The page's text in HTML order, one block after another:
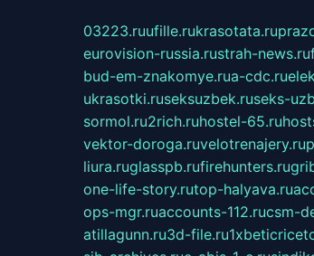
03223.ruufille.rukrasotata.ru
eurovision-russia.rustrah-news.ru
bud-em-znakomye.rua-cdc.ru
ukrasotki.ruseksuzbek.ruseks-
sormol.ru2rich.ruhostel-65.ru
vektor-doroga.ruvelotrenajery.ru
liura.ruglasspb.rufirehunters.ru
one-life-story.rutop-halyava.ru
ops-mgr.ruaccounts-112.rucsm-
atillagunn.ru3d-file.ru